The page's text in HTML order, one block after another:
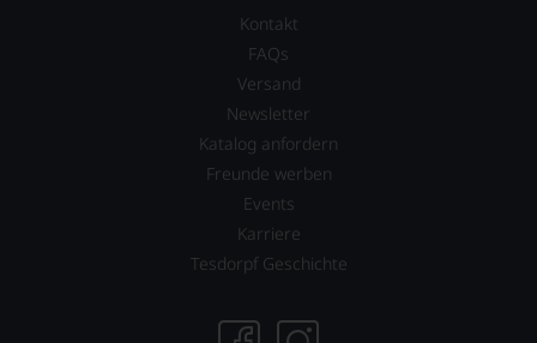
Kontakt
FAQs
Versand
Newsletter
Katalog anfordern
Freunde werben
Events
Karriere
Tesdorpf Geschichte